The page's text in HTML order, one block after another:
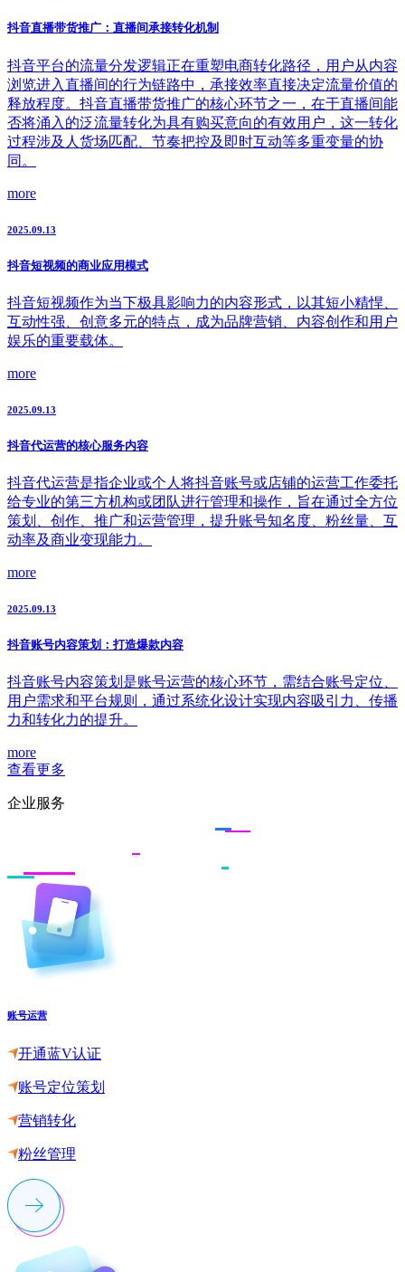
抖音直播带货推广：直播间承接转化机制
抖音平台的流量分发逻辑正在重塑电商转化路径，用户从内容
浏览进入直播间的行为链路中，承接效率直接决定流量价值的
释放程度。抖音直播带货推广的核心环节之一，在于直播间能
否将涌入的泛流量转化为具有购买意向的有效用户，这一转化
过程涉及人货场匹配、节奏把控及即时互动等多重变量的协
同。
more
2025.09.13
抖音短视频的商业应用模式
抖音短视频作为当下极具影响力的内容形式，以其短小精悍、
互动性强、创意多元的特点，成为品牌营销、内容创作和用户
娱乐的重要载体。
more
2025.09.13
抖音代运营的核心服务内容
抖音代运营是指企业或个人将抖音账号或店铺的运营工作委托
给专业的第三方机构或团队进行管理和操作，旨在通过全方位
策划、创作、推广和运营管理，提升账号知名度、粉丝量、互
动率及商业变现能力。
more
2025.09.13
抖音账号内容策划：打造爆款内容
抖音账号内容策划是账号运营的核心环节，需结合账号定位、
用户需求和平台规则，通过系统化设计实现内容吸引力、传播
力和转化力的提升。
more
查看更多
企业服务
账号运营
开通蓝V认证
账号定位策划
营销转化
粉丝管理